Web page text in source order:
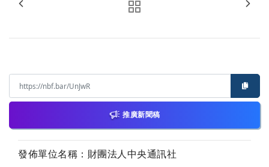
推廣新聞稿
發佈單位名稱：財團法人中央通訊社